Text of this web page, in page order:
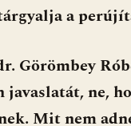
g
a
Görömbey
ne,
Mit nem